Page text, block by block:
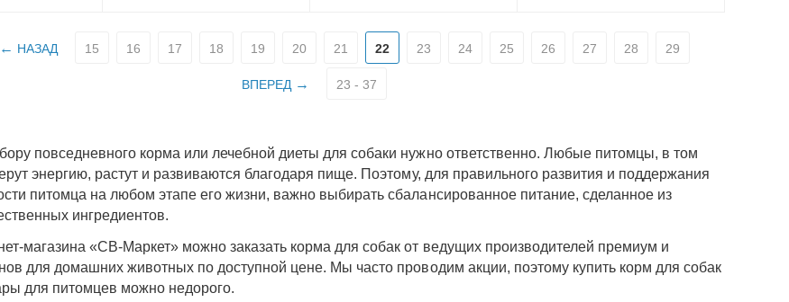
повседневного корма или лечебной диеты для собаки нужно ответственно. Любые питомцы, в том
энергию, растут и развиваются благодаря пище. Поэтому, для правильного развития и поддержания
питомца на любом этапе его жизни, важно выбирать сбалансированное питание, сделанное из
ингредиентов.
магазина «СВ-Маркет» можно заказать корма для собак от ведущих производителей премиум и
для домашних животных по доступной цене. Мы часто проводим акции, поэтому купить корм для собак
для питомцев можно недорого.
НАЗАД 15 16 17 18 19 20 21 22 23 24 25 26 27 28 29
ВПЕРЕД 23 - 37